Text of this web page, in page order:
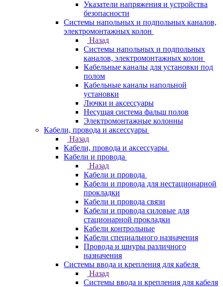
Указатели напряжения и устройства
безопасности
Системы напольных и подпольных каналов,
электромонтажных колон
Назад
Системы напольных и подпольных
каналов, электромонтажных колон
Кабельные каналы для установки под
полом
Кабельные каналы напольной
установки
Лючки и аксессуары
Несущая система фальш полов
Электромонтажные колонны
Кабели, провода и аксессуары
Назад
Кабели, провода и аксессуары
Кабели и провода
Назад
Кабели и провода
Кабели и провода для нестационарной
прокладки
Кабели и провода связи
Кабели и провода силовые для
стационарной прокладки
Кабели контрольные
Кабели специального назначения
Провода и шнуры различного
назначения
Системы ввода и крепления для кабеля
Назад
Системы ввода и крепления для кабеля